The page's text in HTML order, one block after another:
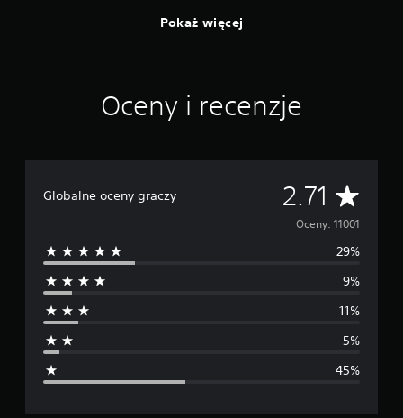
Pokaż więcej
Oceny i recenzje
Globalne oceny graczy 2.71 Ś
r
e
Oceny: 11001
29%
9%
11%
5%
45%